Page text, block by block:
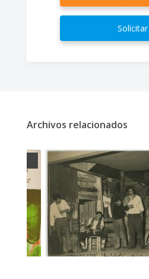
Solicitar
Archivos relacionados